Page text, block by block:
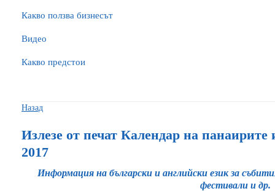
Какво ползва бизнесът
Видео
Какво предстои
Назад
Излезе от печат Календар на панаирите
2017
Информация на български и английски език за
фестивали и др.